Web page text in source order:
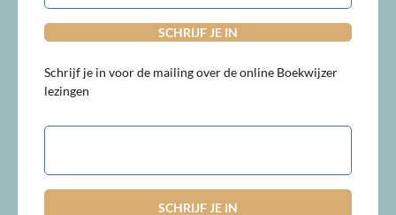
Schrijf je in voor de mailing over de online Boekwijzer
lezingen
E-